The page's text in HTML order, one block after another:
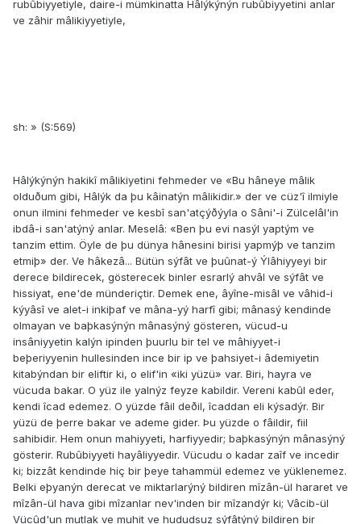
rubûbiyyetiyle, daire-i mümkinatta Hâlýkýnýn rubûbiyyetini anlar
ve zâhir mâlikiyyetiyle,
sh: » (S:569)
Hâlýkýnýn hakikî mâlikiyetini fehmeder ve «Bu hâneye mâlik
olduðum gibi, Hâlýk da þu kâinatýn mâlikidir.» der ve cüz'î ilmiyle
onun ilmini fehmeder ve kesbî san'atçýðýyla o Sâni'-i Zülcelâl'in
ibdâ-i san'atýný anlar. Meselâ: «Ben þu evi nasýl yaptým ve
tanzim ettim. Öyle de þu dünya hânesini birisi yapmýþ ve tanzim
etmiþ» der. Ve hâkezâ... Bütün sýfât ve þuûnat-ý Ýlâhiyyeyi bir
derece bildirecek, gösterecek binler esrarlý ahvâl ve sýfât ve
hissiyat, ene'de münderiçtir. Demek ene, âyîne-misâl ve vâhid-i
kýyâsî ve alet-i inkiþaf ve mâna-yý harfî gibi; mânasý kendinde
olmayan ve baþkasýnýn mânasýný gösteren, vücud-u
insâniyyetin kalýn ipinden þuurlu bir tel ve mâhiyyet-i
beþeriyyenin hullesinden ince bir ip ve þahsiyet-i âdemiyetin
kitabýndan bir eliftir ki, o elif'in «iki yüzü» var. Biri, hayra ve
vücuda bakar. O yüz ile yalnýz feyze kabildir. Vereni kabûl eder,
kendi îcad edemez. O yüzde fâil deðil, îcaddan eli kýsadýr. Bir
yüzü de þerre bakar ve ademe gider. Þu yüzde o fâildir, fiil
sahibidir. Hem onun mahiyyeti, harfiyyedir; baþkasýnýn mânasýný
gösterir. Rubûbiyyeti hayâliyyedir. Vücudu o kadar zaîf ve incedir
ki; bizzât kendinde hiç bir þeye tahammül edemez ve yüklenemez.
Belki eþyanýn derecat ve miktarlarýný bildiren mîzân-ül hararet ve
mîzân-ül hava gibi mîzanlar nev'inden bir mîzandýr ki; Vâcib-ül
Vücûd'un mutlak ve muhit ve hududsuz sýfâtýný bildiren bir